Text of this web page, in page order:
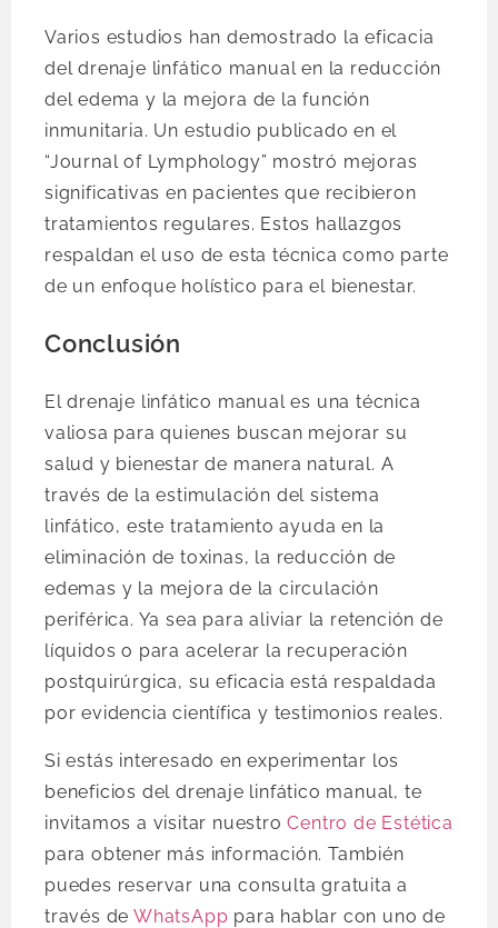
Varios estudios han demostrado la eficacia
del drenaje linfático manual en la reducción
del edema y la mejora de la función
inmunitaria. Un estudio publicado en el
“Journal of Lymphology” mostró mejoras
significativas en pacientes que recibieron
tratamientos regulares. Estos hallazgos
respaldan el uso de esta técnica como parte
de un enfoque holístico para el bienestar.
Conclusión
El drenaje linfático manual es una técnica
valiosa para quienes buscan mejorar su
salud y bienestar de manera natural. A
través de la estimulación del sistema
linfático, este tratamiento ayuda en la
eliminación de toxinas, la reducción de
edemas y la mejora de la circulación
periférica. Ya sea para aliviar la retención de
líquidos o para acelerar la recuperación
postquirúrgica, su eficacia está respaldada
por evidencia científica y testimonios reales.
Si estás interesado en experimentar los
beneficios del drenaje linfático manual, te
invitamos a visitar nuestroCentro de Estética
para obtener más información. También
puedes reservar una consulta gratuita a
través deWhatsApp para hablar con uno de